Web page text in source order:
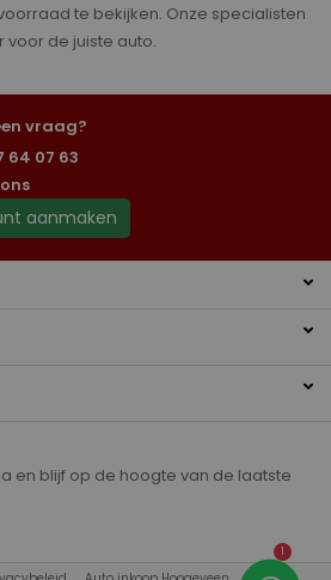
te bekijken. Onze specialisten
de juiste auto.
vraag?
64 07 63
aanmaken
en blijf op de hoogte van de laatste
1